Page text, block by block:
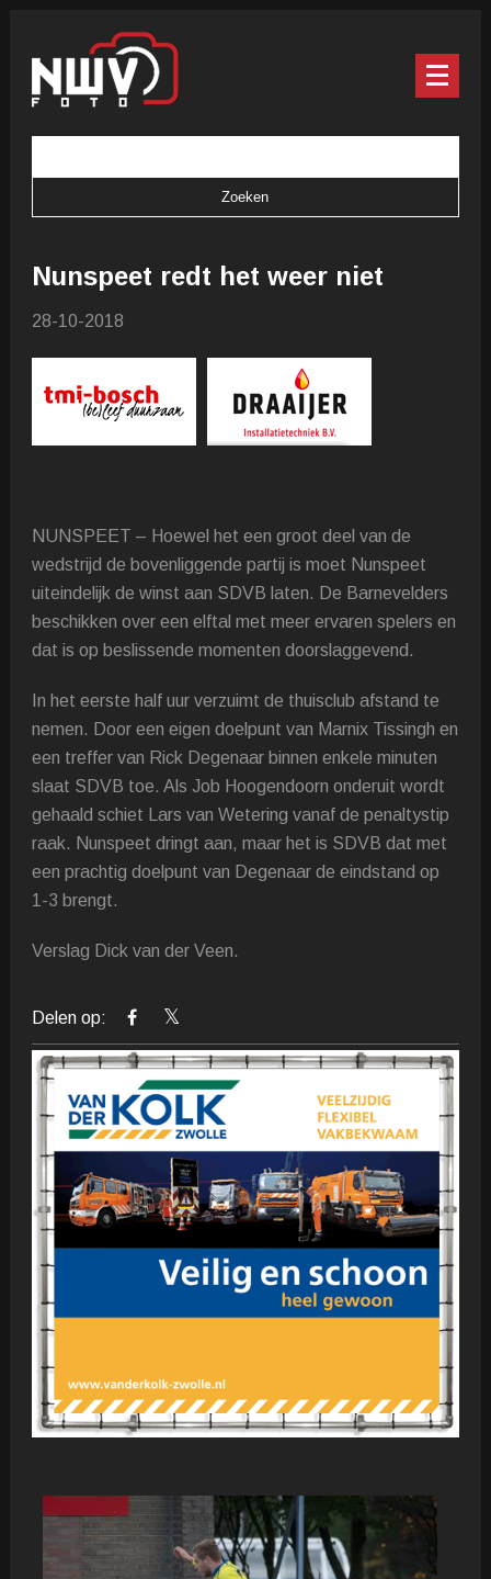
Nunspeet redt het weer niet
28-10-2018
NUNSPEET – Hoewel het een groot deel van de
wedstrijd de bovenliggende partij is moet Nunspeet
uiteindelijk de winst aan SDVB laten. De Barnevelders
beschikken over een elftal met meer ervaren spelers en
dat is op beslissende momenten doorslaggevend.
In het eerste half uur verzuimt de thuisclub afstand te
nemen. Door een eigen doelpunt van Marnix Tissingh en
een treffer van Rick Degenaar binnen enkele minuten
slaat SDVB toe. Als Job Hoogendoorn onderuit wordt
gehaald schiet Lars van Wetering vanaf de penaltystip
raak. Nunspeet dringt aan, maar het is SDVB dat met
een prachtig doelpunt van Degenaar de eindstand op
1-3 brengt.
Verslag Dick van der Veen.
Delen op: